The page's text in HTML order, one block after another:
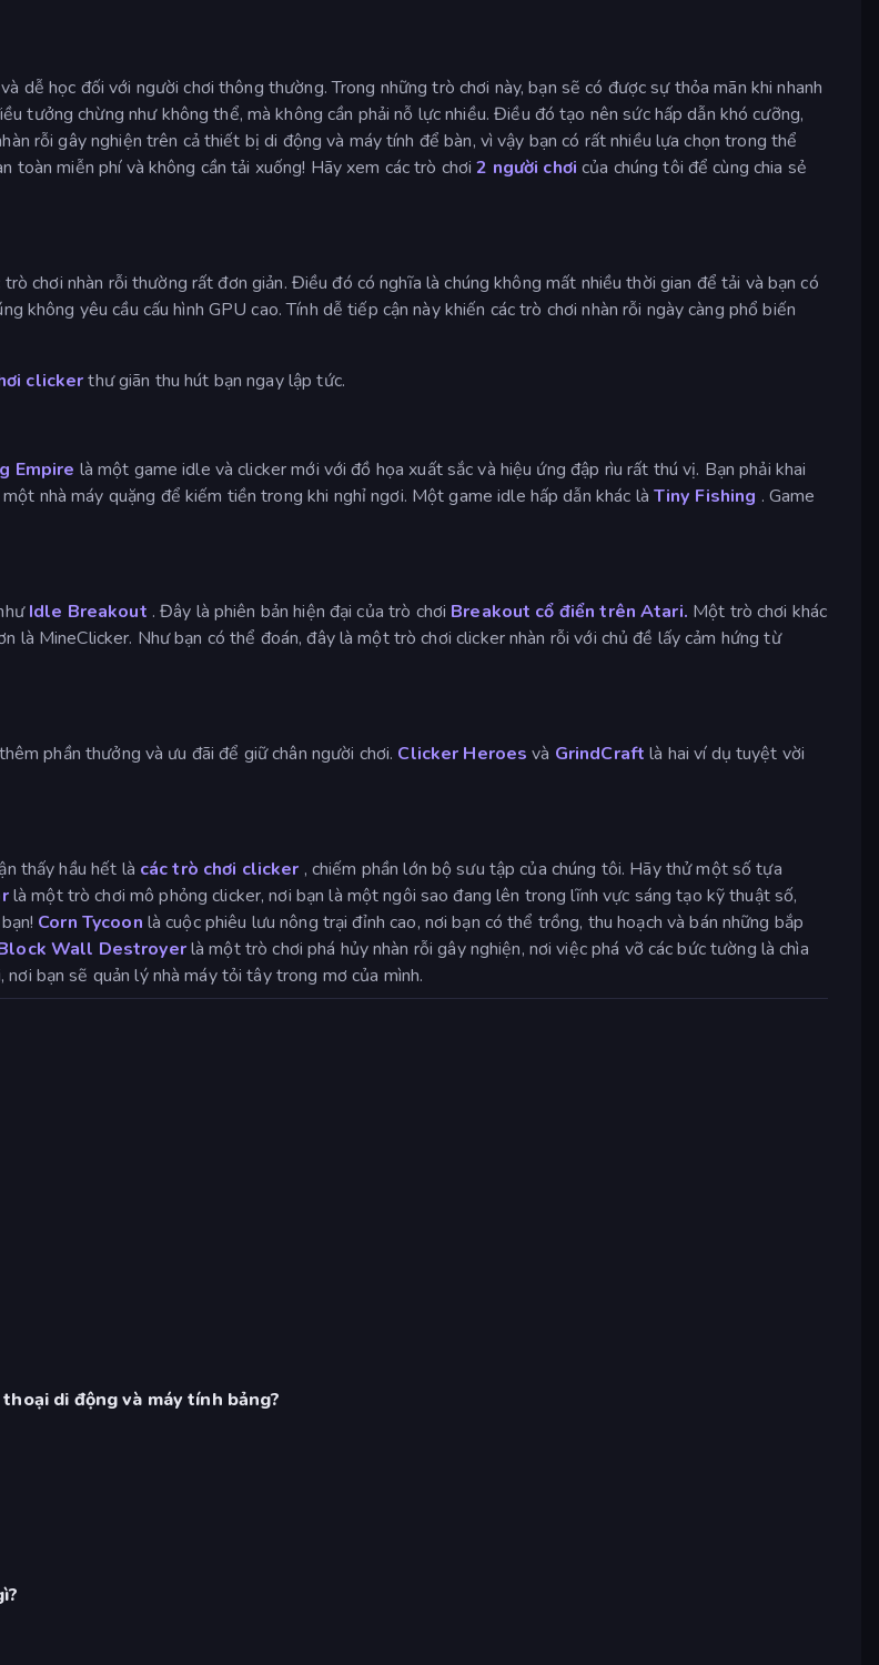
dễ học đối với người chơi thông thường. Trong những trò chơi này, bạn sẽ có được sự thỏa mãn khi nhanh
tưởng chừng như không thể, mà không cần phải nỗ lực nhiều. Điều đó tạo nên sức hấp dẫn khó cưỡng,
rỗi gây nghiện trên cả thiết bị di động và máy tính để bàn, vì vậy bạn có rất nhiều lựa chọn trong thể
toàn miễn phí và không cần tải xuống! Hãy xem các trò chơi2 người chơi của chúng tôi để cùng chia sẻ
chơi nhàn rỗi thường rất đơn giản. Điều đó có nghĩa là chúng không mất nhiều thời gian để tải và bạn có
không yêu cầu cấu hình GPU cao. Tính dễ tiếp cận này khiến các trò chơi nhàn rỗi ngày càng phổ biến
clickerthư giãn thu hút bạn ngay lập tức.
Empire là một game idle và clicker mới với đồ họa xuất sắc và hiệu ứng đập rìu rất thú vị. Bạn phải khai
nhà máy quặng để kiếm tiền trong khi nghỉ ngơi. Một game idle hấp dẫn khác là Tiny Fishing . Game
Idle Breakout . Đây là phiên bản hiện đại của trò chơi Breakout cổ điển trên Atari. Một trò chơi khác
là MineClicker. Như bạn có thể đoán, đây là một trò chơi clicker nhàn rỗi với chủ đề lấy cảm hứng từ
phần thưởng và ưu đãi để giữ chân người chơi. Clicker Heroes và GrindCraft là hai ví dụ tuyệt vời
thấy hầu hết là các trò chơi clicker , chiếm phần lớn bộ sưu tập của chúng tôi. Hãy thử một số tựa
là một trò chơi mô phỏng clicker, nơi bạn là một ngôi sao đang lên trong lĩnh vực sáng tạo kỹ thuật số,
Corn Tycoon là cuộc phiêu lưu nông trại đỉnh cao, nơi bạn có thể trồng, thu hoạch và bán những bắp
Wall Destroyerlà một trò chơi phá hủy nhàn rỗi gây nghiện, nơi việc phá vỡ các bức tường là chìa
nơi bạn sẽ quản lý nhà máy tỏi tây trong mơ của mình.
di động và máy tính bảng?